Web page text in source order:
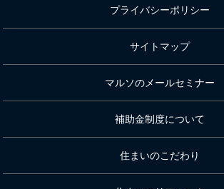
プライバシーポリシー
サイトマップ
マルソのメールセミナー
補助金制度について
住まいのこだわり